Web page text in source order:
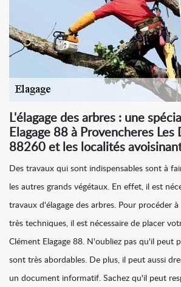
L'élagage des arbres : une
Elagage 88 à Provencheres Les
88260 et les localités
Des travaux qui sont indispensables sont à
les autres grands végétaux. En effet, il est
travaux d'élagage des arbres. Pour procéder
très techniques, il est nécessaire de placer
Clément Elagage 88. N'oubliez pas qu'il peut
sont très abordables. De plus, il peut aussi
un document informatif. Sachez qu'il peut